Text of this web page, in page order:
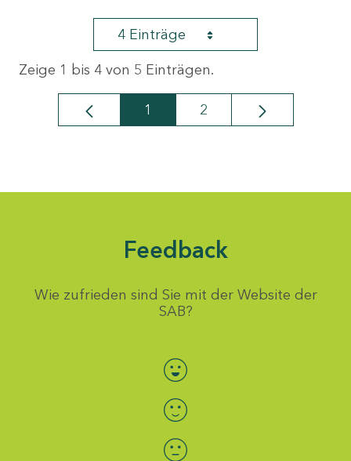
4 Einträge
Zeige 1 bis 4 von 5 Einträgen.
Seite
1 Seite
2
Feedback
Wie zufrieden sind Sie mit der Website der
SAB?
Bewertung auswählen